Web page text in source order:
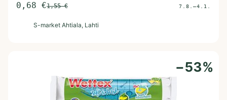
0,68 €1,55€ 7.8.–4.1.
S-market Ahtiala, Lahti
−53%